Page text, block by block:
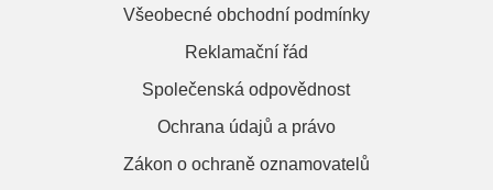
Všeobecné obchodní podmínky
Reklamační řád
Společenská odpovědnost
Ochrana údajů a právo
Zákon o ochraně oznamovatelů